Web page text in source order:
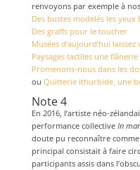
renvoyons par exemple à
Des bustes modelés les
Des graffs pour le toucher
Musées d’aujourd’hui
Paysages tactiles une
Promenons-nous dans les
ou Quitterie Ithurbide, une
Note 4
En 2016, l’artiste néo-
performance collective In
doute pu reconnaître
principal consistait à faire
participants assis dans